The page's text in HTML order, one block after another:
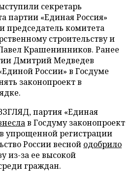
секретарь
партии «Единая Россия»
председатель комитета
строительству и
Крашенинников. Ранее
Дмитрий Медведев
России» в Госдуме
законопроект в
партия «Единая
в Госдуму законопроект
упрощенной регистрации
России весной одобрило
из-за ее высокой
граждан.